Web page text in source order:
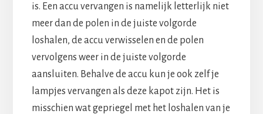
is. Een accu vervangen is namelijk letterlijk niet
meer dan de polen in de juiste volgorde
loshalen, de accu verwisselen en de polen
vervolgens weer in de juiste volgorde
aansluiten. Behalve de accu kun je ook zelf je
lampjes vervangen als deze kapot zijn. Het is
misschien wat gepriegel met het loshalen van je